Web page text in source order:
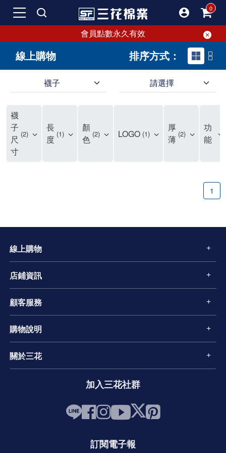
會員點數永久有效
線上購物 排序方式：
襪子 請選擇
現在就來三花購買深受許多潮流女孩喜愛的襪子吧！好穿舒適、不咬腳、不滑脫，短襪不用再拉。各種鞋款都有適合搭配的襪子，不怕穿搭有問題。運動、休閒用短襪全都有！
如何挑選高品質的短襪？注重品質的三花短襪，特選高級優質棉料，保持雙腳透氣不悶熱。襪子具有良好的透氣性，自然讓腳不悶臭，讓您每天穿得健康、舒適。好襪子陪你走更遠！
品質優零負擔，全家人都適合的好襪子在三花!長輩、久坐辦公室最適合無鬆緊帶襪子、運動跑步打球雙層毛巾底短襪保護最有力，日常休閒短襪穿搭簡易最省時。耐洗耐穿超省錢!
三花襪子嚴選優質棉料，吸汗透氣、乾爽舒適，不易滑動。作為日常必備的襪子，其符合人體工學與時尚設計，令人穿上即感舒適。三花50年來專注改良，以精湛工藝打造超乎想像的舒適體驗。追求美感與實用兼備的您，絕對不能錯過三花襪子，即刻入手，體驗潮流與舒適的完美結合。
"最近一批襪子都相繼損壞，所以又到了採購新襪子的時間了！剛好又是換季，可以買適合當季的襪子，增添一些生活的小確幸。我通常一次會買6-8雙襪子，然後整批襪子幾乎會在差不多的時間陣亡，再換下一批。這種一年大概買兩次的習慣，讓6-8雙短襪輪流穿半年，不會太浪費，也避免穿著鬆垮的襪子很糗。 每次換襪子時，我都會嘗試一個新品牌來試試看。這次我選了已有50多年歷史的老牌子——三花。可能有人會問，三花襪子這麼有名，為何現在才選？其實我一直知道這品牌，但過去對他們家的產品印象是主要賣給男生的中筒襪，因此未曾購買。最近在捷運和網站上頻繁看到三花的廣告，便上網探究了一下。驚喜發現，他們家竟然也推出了很多適合女生穿的短襪，而且款式很漂亮，不再僅僅針對中年男性。 這次我訂了8雙襪子，總共500元，一雙平均只要62元（短襪價格依官網為主），真的很划算。而且，他們的物流速度超快，官網下單後隔天襪子就到貨了，這點我特別喜歡。收到襪子後，我還特地將它們一字排開，場面也蠻壯觀的。我訂了素色短襪、條紋短襪和撞色運動短襪，還為我老公買了一雙紳士襪。為了迎接夏天的到來，也幫他準備些薄襪子，畢竟穿皮鞋搭配厚重的運動襪真的不太合適。 這次的嘗試中，最讓我驚艷的是運動短襪。雙層毛巾底的設計，一開始以為會太厚，但實際穿上後發現這款襪子的吸震效果不輸其他運動品牌，吸濕性也非常強。我特意用水滴試驗，結果也很滿意。運動短襪的關鍵就是吸汗和吸震，這樣能讓整個運動過程不黏膩，並有效減少腳與鞋子的摩擦，避免脫跟的情況發生，增添了運動的舒適感。 此外，對於孩子來說，這款運動短襪的耐用性也讓我很滿意。其他品牌的襪子大概只能撐2個月，但看來這次的三花短襪應該能撐3個月以上，使用壽命更長，是一位媽媽的好幫手，既省錢又減少購買頻率。 至於我老公，最初覺得穿薄襪搭配皮鞋不太舒服，但後來漸漸習慣並喜歡上薄襪的輕盈感。畢竟太厚的襪子會改變皮鞋的形狀。三花的無鬆緊帶設計對久坐辦公的他來說，解決了腿部血液循環不良的問題，減少了勒痕，襪子脫下後也不再長時間地感到不適，這讓我們都很滿意。 總體來說，這次三花短襪的體驗還算不錯，無脫跟問題，且吸震和吸汗效果顯著。老公和孩子的襪子選擇也都很成功。未來我會再觀察這些襪子的耐用性，再決定是否回購。當下來看，三花是個值得推薦的品牌。
襪
子
尺
寸
2
長
度 1
顏
色 2 LOGO 1
厚
薄 2
功
能
1
線上購物
店鋪資訊
顧客服務
購物說明
關於三花
加入三花社群
訂閱電子報